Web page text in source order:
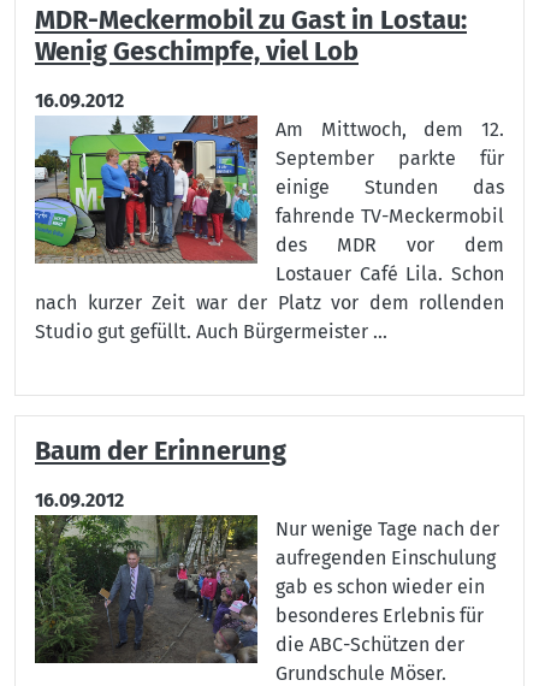
MDR-Meckermobil zu Gast in Lostau:
Wenig Geschimpfe, viel Lob
16.09.2012
Am Mittwoch, dem 12.
September parkte für
einige Stunden das
fahrende TV-Meckermobil
des MDR vor dem
Lostauer Café Lila. Schon
nach kurzer Zeit war der Platz vor dem rollenden
Studio gut gefüllt. Auch Bürgermeister ...
Baum der Erinnerung
16.09.2012
Nur wenige Tage nach der
aufregenden Einschulung
gab es schon wieder ein
besonderes Erlebnis für
die ABC-Schützen der
Grundschule Möser.